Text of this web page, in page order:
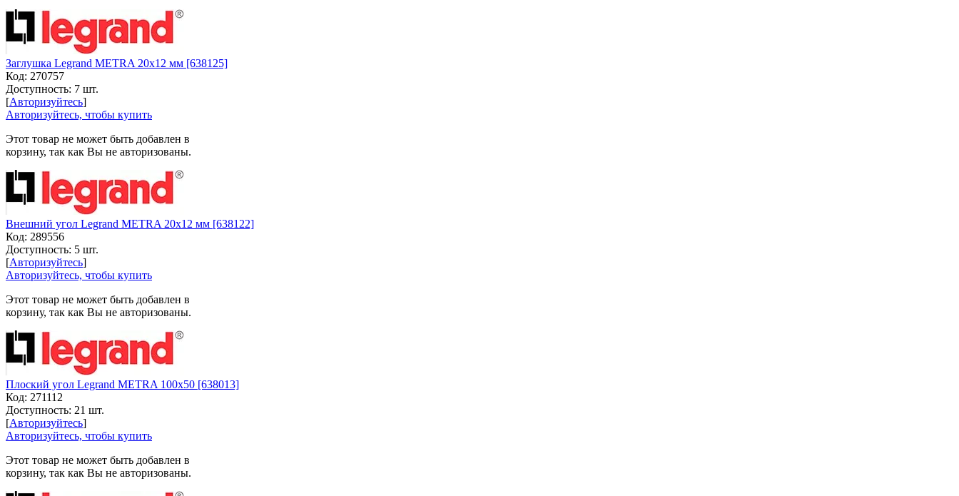
Заглушка Legrand METRA 20x12 мм [638125]
Код: 270757
Доступность: 7 шт.
[Авторизуйтесь]
Авторизуйтесь, чтобы купить
Этот товар не может быть добавлен в
корзину, так как Вы не авторизованы.
Внешний угол Legrand METRA 20x12 мм [638122]
Код: 289556
Доступность: 5 шт.
[Авторизуйтесь]
Авторизуйтесь, чтобы купить
Этот товар не может быть добавлен в
корзину, так как Вы не авторизованы.
Плоский угол Legrand METRA 100х50 [638013]
Код: 271112
Доступность: 21 шт.
[Авторизуйтесь]
Авторизуйтесь, чтобы купить
Этот товар не может быть добавлен в
корзину, так как Вы не авторизованы.